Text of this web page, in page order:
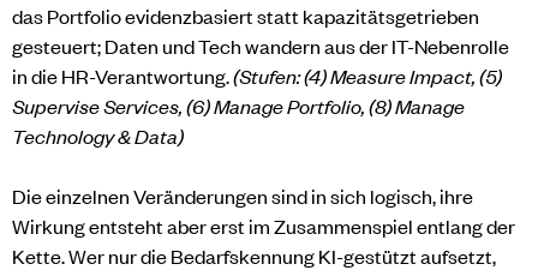
das Portfolio evidenzbasiert statt kapazitätsgetrieben
gesteuert; Daten und Tech wandern aus der IT-Nebenrolle
in die HR-Verantwortung.(Stufen: (4) Measure Impact, (5)
Supervise Services, (6) Manage Portfolio, (8) Manage
Technology & Data)
Die einzelnen Veränderungen sind in sich logisch, ihre
Wirkung entsteht aber erst im Zusammenspiel entlang der
Kette. Wer nur die Bedarfskennung KI-gestützt aufsetzt,